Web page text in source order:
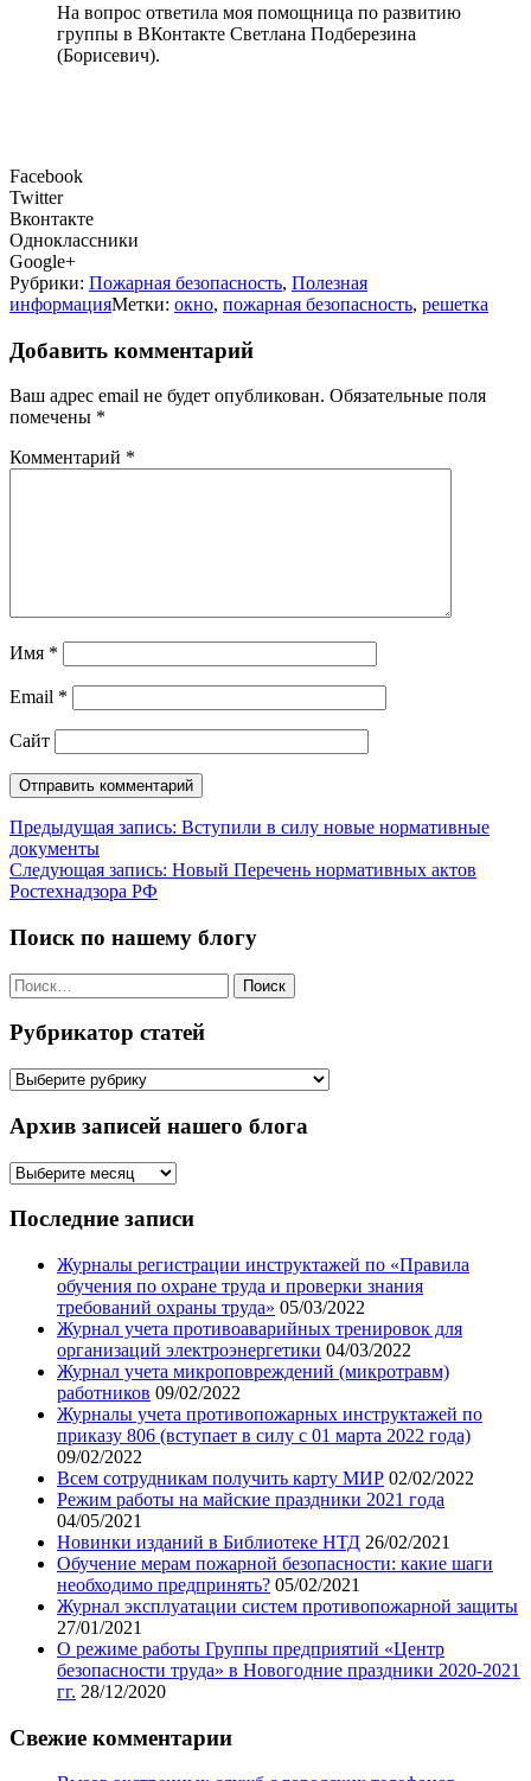
На вопрос ответила моя помощница по развитию
группы в ВКонтакте Светлана Подберезина
(Борисевич).
Facebook
Twitter
Вконтакте
Одноклассники
Google+
Рубрики: Пожарная безопасность, Полезная
информацияМетки: окно, пожарная безопасность, решетка
Добавить комментарий
Ваш адрес email не будет опубликован. Обязательные поля
помечены *
Комментарий *
Имя *
Email *
Сайт
Навигация
по
записям
Предыдущая запись: Вступили в силу новые нормативные
документы
Следующая запись: Новый Перечень нормативных актов
Ростехнадзора РФ
Поиск по нашему блогу
Найти:
Рубрикатор статей
Рубрикатор
Архив записей нашего блога
Архив
нашего
Последние записи
Журналы регистрации инструктажей по «Правила
обучения по охране труда и проверки знания
требований охраны труда» 05/03/2022
Журнал учета противоаварийных тренировок для
организаций электроэнергетики 04/03/2022
Журнал учета микроповреждений (микротравм)
работников 09/02/2022
Журналы учета противопожарных инструктажей по
приказу 806 (вступает в силу с 01 марта 2022 года)
09/02/2022
Всем сотрудникам получить карту МИР 02/02/2022
Режим работы на майские праздники 2021 года
04/05/2021
Новинки изданий в Библиотеке НТД 26/02/2021
Обучение мерам пожарной безопасности: какие шаги
необходимо предпринять? 05/02/2021
Журнал эксплуатации систем противопожарной защиты
27/01/2021
О режиме работы Группы предприятий «Центр
безопасности труда» в Новогодние праздники 2020-2021
гг. 28/12/2020
Свежие комментарии